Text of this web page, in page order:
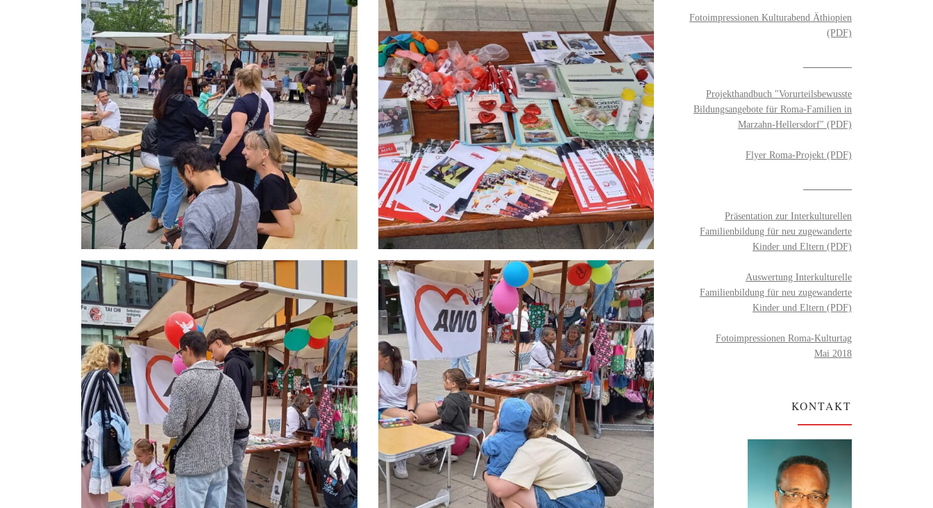
Fotoimpressionen Kulturabend Äthiopien
(PDF)
Projekthandbuch "Vorurteilsbewusste
Bildungsangebote für Roma-Familien in
Marzahn-Hellersdorf" (PDF)
Flyer Roma-Projekt (PDF)
Präsentation zur Interkulturellen
Familienbildung für neu zugewanderte
Kinder und Eltern (PDF)
Auswertung Interkulturelle
Familienbildung für neu zugewanderte
Kinder und Eltern (PDF)
Fotoimpressionen Roma-Kulturtag
Mai 2018
KONTAKT